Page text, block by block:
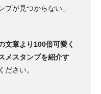
プが見つからない」
文章より100倍可愛く
メスタンプを紹介す
ださい。